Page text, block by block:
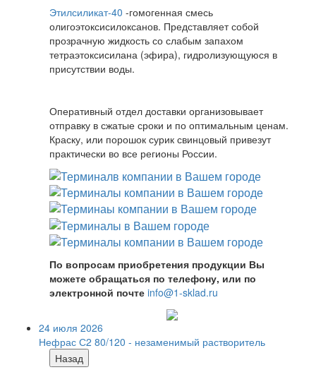
Этилсиликат-40 -гомогенная смесь
олигоэтоксисилоксанов. Представляет собой
прозрачную жидкость со слабым запахом
тетраэтоксисилана (эфира), гидролизующуюся в
присутствии воды.
Оперативный отдел доставки организовывает
отправку в сжатые сроки и по оптимальным ценам.
Краску, или порошок сурик свинцовый привезут
практически во все регионы России.
По вопросам приобретения продукции Вы
можете обращаться по телефону, или по
электронной почте info@1-sklad.ru
24 июля 2026
Нефрас С2 80/120 - незаменимый растворитель
Назад